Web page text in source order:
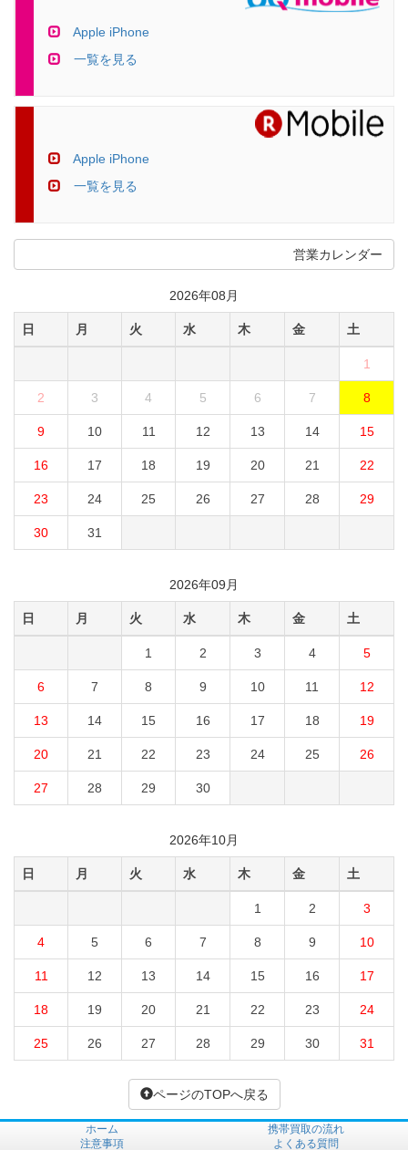
Apple iPhone
一覧を見る
Apple iPhone
一覧を見る
営業カレンダー
2026年08月
日 月 火 水 木 金 土
1
2 3 4 5 6 7 8
9 10 11 12 13 14 15
16 17 18 19 20 21 22
23 24 25 26 27 28 29
30 31
2026年09月
日 月 火 水 木 金 土
1 2 3 4 5
6 7 8 9 10 11 12
13 14 15 16 17 18 19
20 21 22 23 24 25 26
27 28 29 30
2026年10月
日 月 火 水 木 金 土
1 2 3
4 5 6 7 8 9 10
11 12 13 14 15 16 17
18 19 20 21 22 23 24
25 26 27 28 29 30 31
ページのTOPへ戻る
ホーム
携帯買取の流れ
注意事項
よくある質問